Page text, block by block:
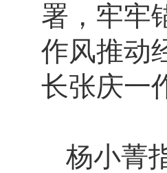
署，牢牢
作风推动
长张庆一
杨小菁